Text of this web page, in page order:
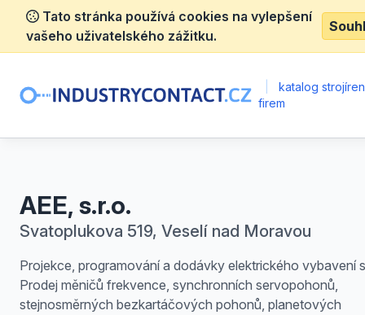
Tato stránka používá cookies na vylepšení
vašeho uživatelského zážitku.
katalog
firem
AEE, s.r.o.
Svatoplukova 519, Veselí nad Moravou
Projekce, programování a dodávky elektrického vybavení
Prodej měničů frekvence, synchronních servopohonů,
stejnosměrných bezkartáčových pohonů, planetových